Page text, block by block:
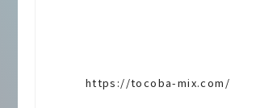
https://tocoba-mix.com/